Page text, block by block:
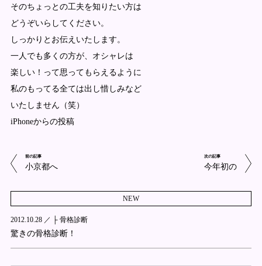
そのちょっとの工夫を知りたい方は
どうぞいらしてください。
しっかりとお伝えいたします。
一人でも多くの方が、オシャレは
楽しい！って思ってもらえるように
私のもってる全ては出し惜しみなど
いたしません（笑）
iPhoneからの投稿
前の記事
小京都へ
次の記事
今年初の
NEW
2012.10.28 ／ ├ 骨格診断
驚きの骨格診断！